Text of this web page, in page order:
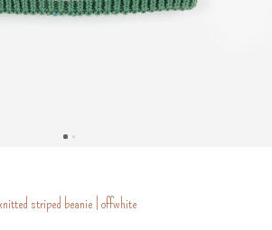
striped beanie | offwhite